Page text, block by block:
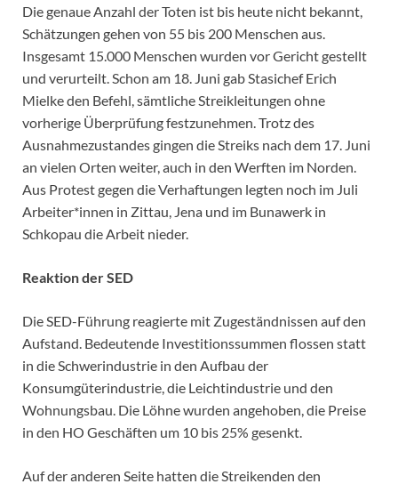
Die genaue Anzahl der Toten ist bis heute nicht bekannt,
Schätzungen gehen von 55 bis 200 Menschen aus.
Insgesamt 15.000 Menschen wurden vor Gericht gestellt
und verurteilt. Schon am 18. Juni gab Stasichef Erich
Mielke den Befehl, sämtliche Streikleitungen ohne
vorherige Überprüfung festzunehmen. Trotz des
Ausnahmezustandes gingen die Streiks nach dem 17. Juni
an vielen Orten weiter, auch in den Werften im Norden.
Aus Protest gegen die Verhaftungen legten noch im Juli
Arbeiter*innen in Zittau, Jena und im Bunawerk in
Schkopau die Arbeit nieder.
Reaktion der SED
Die SED-Führung reagierte mit Zugeständnissen auf den
Aufstand. Bedeutende Investitionssummen flossen statt
in die Schwerindustrie in den Aufbau der
Konsumgüterindustrie, die Leichtindustrie und den
Wohnungsbau. Die Löhne wurden angehoben, die Preise
in den HO Geschäften um 10 bis 25% gesenkt.
Auf der anderen Seite hatten die Streikenden den